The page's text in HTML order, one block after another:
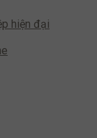
hiện đại